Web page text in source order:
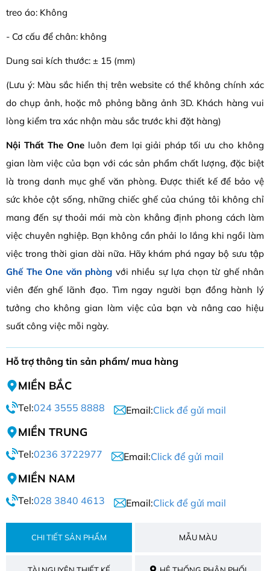
treo áo: Không
- Cơ cấu để chân: không
Dung sai kích thước: ± 15 (mm)
(Lưu ý: Màu sắc hiển thị trên website có thể không chính xác
do chụp ảnh, hoặc mô phỏng bằng ảnh 3D. Khách hàng vui
lòng kiểm tra xác nhận màu sắc trước khi đặt hàng)
Nội Thất The Oneluôn đem lại giải pháp tối ưu cho không
gian làm việc của bạn với các sản phẩm chất lượng, đặc biệt
là trong danh mục ghế văn phòng. Được thiết kế để bảo vệ
sức khỏe cột sống, những chiếc ghế của chúng tôi không chỉ
mang đến sự thoải mái mà còn khẳng định phong cách làm
việc chuyên nghiệp. Bạn không cần phải lo lắng khi ngồi làm
việc trong thời gian dài nữa. Hãy khám phá ngay bộ sưu tập
Ghế The One văn phòng với nhiều sự lựa chọn từ ghế nhân
viên đến ghế lãnh đạo. Tìm ngay người bạn đồng hành lý
tưởng cho không gian làm việc của bạn và nâng cao hiệu
suất công việc mỗi ngày.
Hỗ trợ thông tin sản phẩm/ mua hàng
MIỀN BẮC
Tel:024 3555 8888 Email:Click để gửi mail
MIỀN TRUNG
Tel:0236 3722977 Email:Click để gửi mail
MIỀN NAM
Tel:028 3840 4613 Email:Click để gửi mail
CHI TIẾT SẢN PHẨM MẪU MÀU